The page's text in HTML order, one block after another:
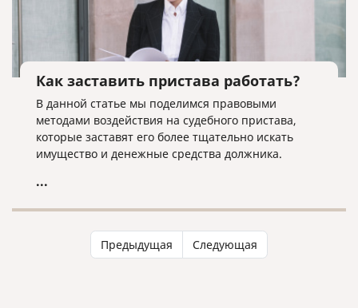
Как заставить пристава работать?
В данной статье мы поделимся правовыми
методами воздействия на судебного пристава,
которые заставят его более тщательно искать
имущество и денежные средства должника.
...
Предыдущая Следующая